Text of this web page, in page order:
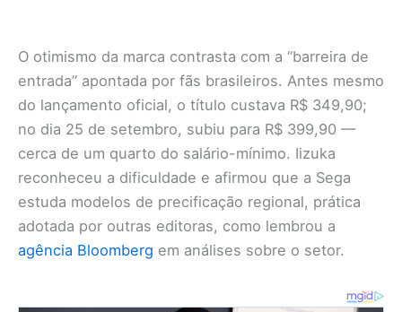
O otimismo da marca contrasta com a “barreira de
entrada” apontada por fãs brasileiros. Antes mesmo
do lançamento oficial, o título custava R$ 349,90;
no dia 25 de setembro, subiu para R$ 399,90 —
cerca de um quarto do salário-mínimo. Iizuka
reconheceu a dificuldade e afirmou que a Sega
estuda modelos de precificação regional, prática
adotada por outras editoras, como lembrou a
agência Bloomberg em análises sobre o setor.